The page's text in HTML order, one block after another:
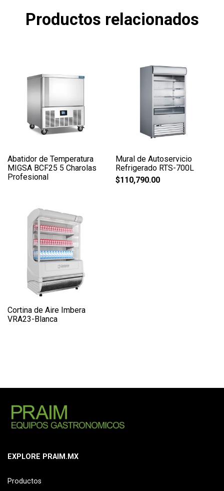
Productos relacionados
Abatidor de Temperatura
MIGSA BCF25 5 Charolas
Profesional
Mural de Autoservicio
Refrigerado RTS-700L
$110,790.00
Cortina de Aire Imbera
VRA23-Blanca
EXPLORE PRAIM.MX
Productos